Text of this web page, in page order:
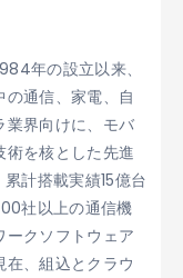
年の設立以来、
通信、家電、自
業界向けに、モバ
術を核とした先進
計搭載実績15億台
社以上の通信機
クソフトウェア
、組込とクラウ